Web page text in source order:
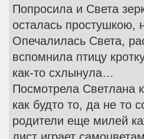
Попросила и Света
осталась простушкою,
Опечалилась Света,
вспомнила птицу
как-то схлынула…
Посмотрела Светлана
как будто то, да не то
родители еще милей